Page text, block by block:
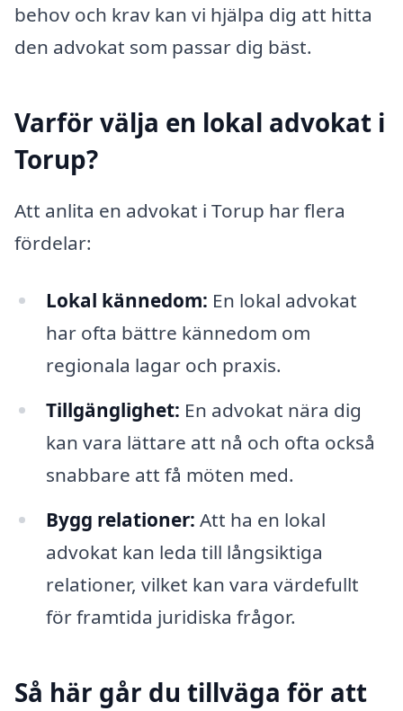
behov och krav kan vi hjälpa dig att hitta
den advokat som passar dig bäst.
Varför välja en lokal advokat i
Torup?
Att anlita en advokat i Torup har flera
fördelar:
Lokal kännedom: En lokal advokat
har ofta bättre kännedom om
regionala lagar och praxis.
Tillgänglighet: En advokat nära dig
kan vara lättare att nå och ofta också
snabbare att få möten med.
Bygg relationer: Att ha en lokal
advokat kan leda till långsiktiga
relationer, vilket kan vara värdefullt
för framtida juridiska frågor.
Så här går du tillväga för att